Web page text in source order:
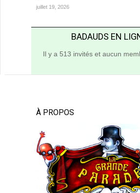
juillet 19, 2026
BADAUDS EN
Il y a 513 invités et aucun
À PROPOS